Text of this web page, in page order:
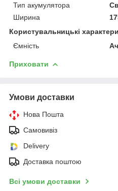
Тип акумулятора
Ширина
Користувальницькі
Ємність
Ач
Приховати
Умови доставки
Нова Пошта
Самовивіз
Delivery
Доставка поштою
Всі умови доставки